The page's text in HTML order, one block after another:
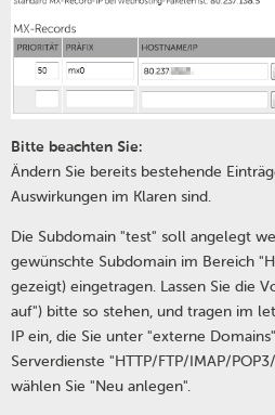
Bitte beachten Sie:
Ändern Sie bereits bestehende
Auswirkungen im Klaren sind.
Die Subdomain "test" soll angelegt
gewünschte Subdomain im Bereich
gezeigt) eingetragen. Lassen Sie die
auf") bitte so stehen, und tragen im
IP ein, die Sie unter "externe
Serverdienste "HTTP/FTP/IMAP/
wählen Sie "Neu anlegen".